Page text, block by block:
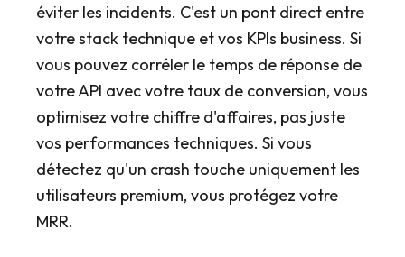
éviter les incidents. C'est un pont direct entre
votre stack technique et vos KPIs business. Si
vous pouvez corréler le temps de réponse de
votre API avec votre taux de conversion, vous
optimisez votre chiffre d'affaires, pas juste
vos performances techniques. Si vous
détectez qu'un crash touche uniquement les
utilisateurs premium, vous protégez votre
MRR.